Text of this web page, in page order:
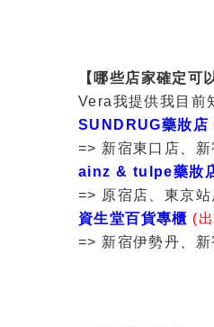
【哪些店家確定可
Vera我提供我目前
SUNDRUG藥妝店
=> 新宿東口店、
ainz & tulpe藥妝
=> 原宿店、東京
資生堂百貨專櫃 (
=> 新宿伊勢丹、